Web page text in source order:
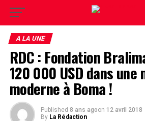
A LA UNE
RDC : Fondation
120 000 USD dans
moderne à Boma !
Published 8 ans agoon 12 avril 2018
By La Rédaction